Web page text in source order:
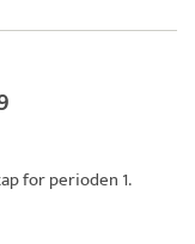
for perioden 1.